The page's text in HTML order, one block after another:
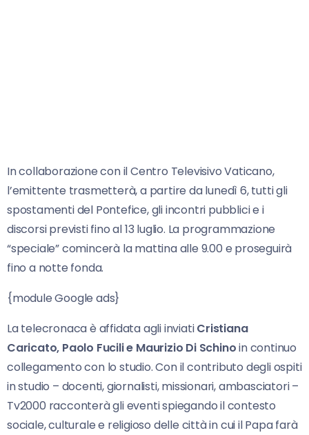
In collaborazione con il Centro Televisivo Vaticano,
l’emittente trasmetterà, a partire da lunedì 6, tutti gli
spostamenti del Pontefice, gli incontri pubblici e i
discorsi previsti fino al 13 luglio. La programmazione
“speciale” comincerà la mattina alle 9.00 e proseguirà
fino a notte fonda.
{module Google ads}
La telecronaca è affidata agli inviatiCristiana
Caricato, Paolo Fucili e Maurizio Di Schinoin continuo
collegamento con lo studio. Con il contributo degli ospiti
in studio – docenti, giornalisti, missionari, ambasciatori –
Tv2000 racconterà gli eventi spiegando il contesto
sociale, culturale e religioso delle città in cui il Papa farà